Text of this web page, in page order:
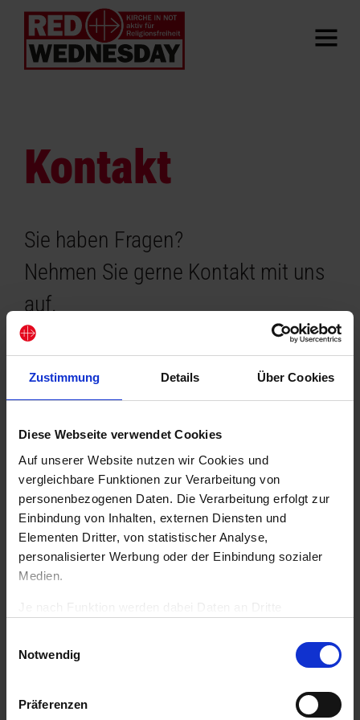
Zustimmung Details Über Cookies
Diese Webseite verwendet Cookies
Auf unserer Website nutzen wir Cookies und
vergleichbare Funktionen zur Verarbeitung von
personenbezogenen Daten. Die Verarbeitung erfolgt zur
Einbindung von Inhalten, externen Diensten und
Elementen Dritter, von statistischer Analyse,
personalisierter Werbung oder der Einbindung sozialer
Medien.
Einwilligung ist freiwillig, für die Nutzung unserer Website
nicht erforderlich und kann jederzeit über die
zulassen“ erlauben Sie uns den vollumfänglichen Cookie-
Notwendig
Präferenzen
Kontakt
Sie haben Fragen?
Nehmen Sie gerne Kontakt mit uns
auf.
KIRCHE IN NOT / Ostpriesterhilfe
Deutschland e. V.
Lorenzonistraße 62
D-81545 München
Katharina Deßloch